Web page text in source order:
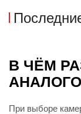
В ЧЁМ
При выборе